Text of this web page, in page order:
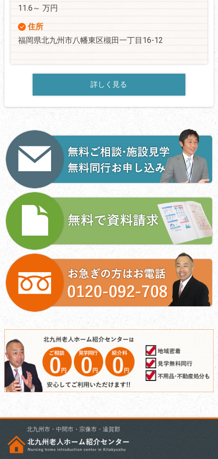
11.6～ 万円
住所
福岡県北九州市八幡東区槻田一丁目16-12
詳しく見る
北九州市・中間市・宗像市・遠賀郡